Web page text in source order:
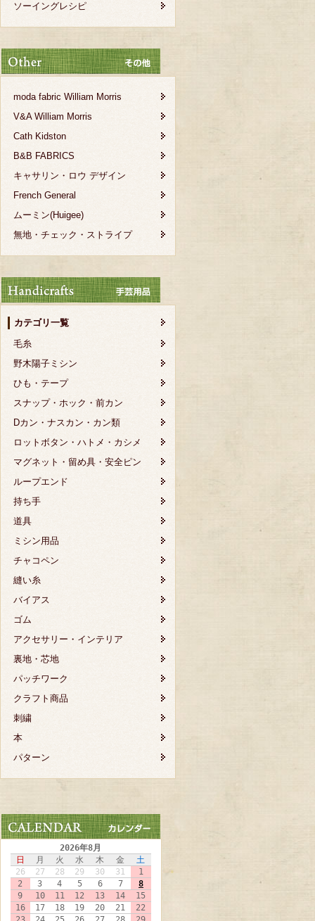
ソーイングレシピ
moda fabric William Morris
V&A William Morris
Cath Kidston
B&B FABRICS
キャサリン・ロウ デザイン
French General
ムーミン(Huigee)
無地・チェック・ストライプ
カテゴリ一覧
毛糸
野木陽子ミシン
ひも・テープ
スナップ・ホック・前カン
Dカン・ナスカン・カン類
ロットボタン・ハトメ・カシメ
マグネット・留め具・安全ピン
ループエンド
持ち手
道具
ミシン用品
チャコペン
縫い糸
バイアス
ゴム
アクセサリー・インテリア
裏地・芯地
パッチワーク
クラフト商品
刺繍
本
パターン